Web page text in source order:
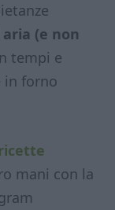
(e non
tempi e
in forno
mani con la